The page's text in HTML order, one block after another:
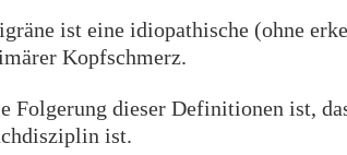
ist eine idiopathische (ohne
Kopfschmerz.
Folgerung dieser Definitionen ist,
ist.